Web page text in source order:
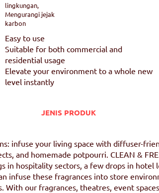
lingkungan,
Mengurangi jejak
karbon
Easy to use
Suitable for both commercial and
residential usage
Elevate your environment to a whole new
level instantly
JENIS PRODUK
infuse your living space with diffuser-
and homemade potpourri. CLEAN &
hospitality sectors, a few drops in hotel
infuse these fragrances into store
With our fragrances, theatres, event